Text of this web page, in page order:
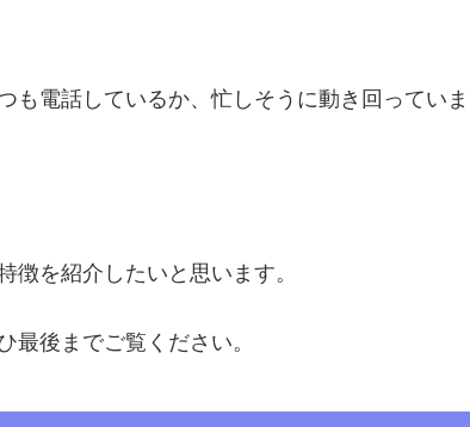
電話しているか、忙しそうに動き回っていま
を紹介したいと思います。
後までご覧ください。